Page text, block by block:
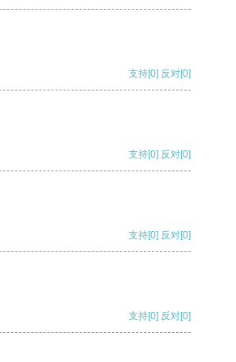
支持[0] 反对[0]
支持[0] 反对[0]
支持[0] 反对[0]
支持[0] 反对[0]